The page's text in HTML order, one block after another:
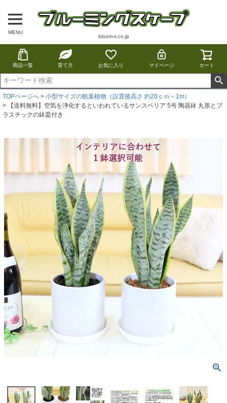
MENU
bloom-s.co.jp
商品一覧 育て方 お気に入り マイページ カート
TOPページへ
小型サイズの観葉植物（設置後高さ 約20ｃｍ～1m）
【送料無料】空気を浄化するといわれているサンスベリア 5号 陶器鉢 丸形とプ
ラスチックの鉢皿付き